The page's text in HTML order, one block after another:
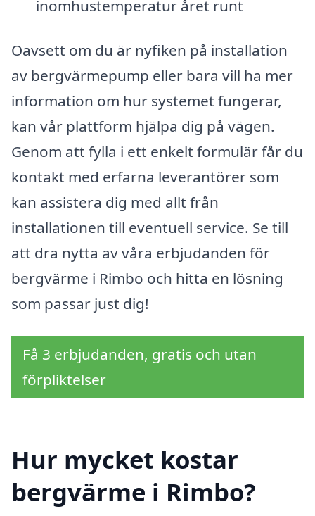
inomhustemperatur året runt
Oavsett om du är nyfiken på installation
av bergvärmepump eller bara vill ha mer
information om hur systemet fungerar,
kan vår plattform hjälpa dig på vägen.
Genom att fylla i ett enkelt formulär får du
kontakt med erfarna leverantörer som
kan assistera dig med allt från
installationen till eventuell service. Se till
att dra nytta av våra erbjudanden för
bergvärme i Rimbo och hitta en lösning
som passar just dig!
Få 3 erbjudanden, gratis och utan
förpliktelser
Hur mycket kostar
bergvärme i Rimbo?